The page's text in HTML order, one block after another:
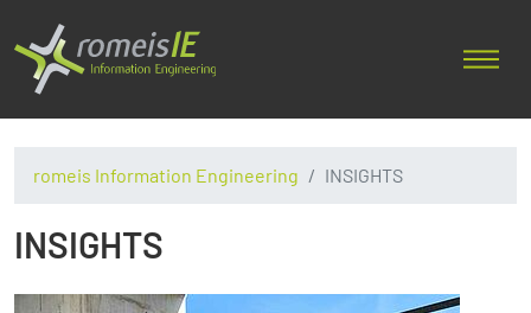
romeis Information Engineering INSIGHTS
INSIGHTS